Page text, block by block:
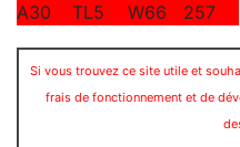
A30 TL5 W66 257
Si vous trouvez ce site utile et
frais de fonctionnement et de